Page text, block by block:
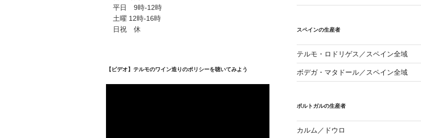
平日 9時-12時
土曜 12時-16時
日祝 休
【ビデオ】テルモのワイン造りのポリシーを聴いてみよう
スペインの生産者
テルモ・ロドリゲス／スペイン全域
ボデガ・マタドール／スペイン全域
ポルトガルの生産者
カルム／ドウロ